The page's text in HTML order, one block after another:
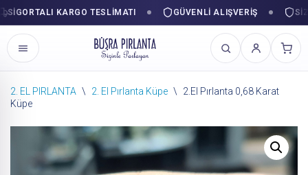
KARGO TESLIMATI GÜVENLI ALIŞVERIŞ
İçeriğe
2. EL PIRLANTA \ 2. El Pırlanta Küpe \
2.El Pırlanta 0,68 Karat
Küpe